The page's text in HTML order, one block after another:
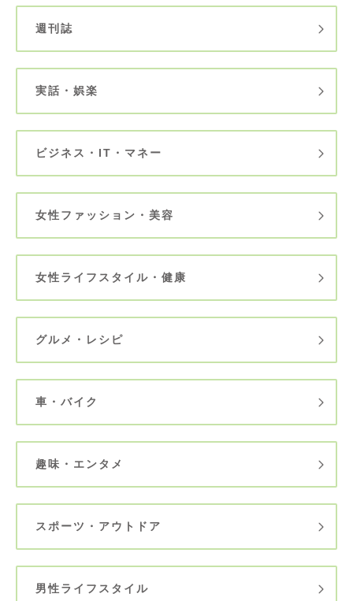
週刊誌
実話・娯楽
ビジネス・IT・マネー
女性ファッション・美容
女性ライフスタイル・健康
グルメ・レシピ
車・バイク
趣味・エンタメ
スポーツ・アウトドア
男性ライフスタイル